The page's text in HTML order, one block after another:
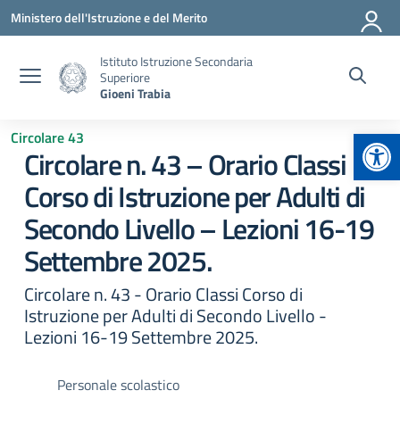
Vai ai contenuti
Vai al menu di navigazione
Vai al footer
Ministero dell'Istruzione e del Merito
Istituto Istruzione Secondaria
Superiore
Gioeni Trabia
Circolare 43
Circolare n. 43 – Orario Classi
Corso di Istruzione per Adulti di
Secondo Livello – Lezioni 16-19
Settembre 2025.
Circolare n. 43 - Orario Classi Corso di
Istruzione per Adulti di Secondo Livello -
Lezioni 16-19 Settembre 2025.
Personale scolastico